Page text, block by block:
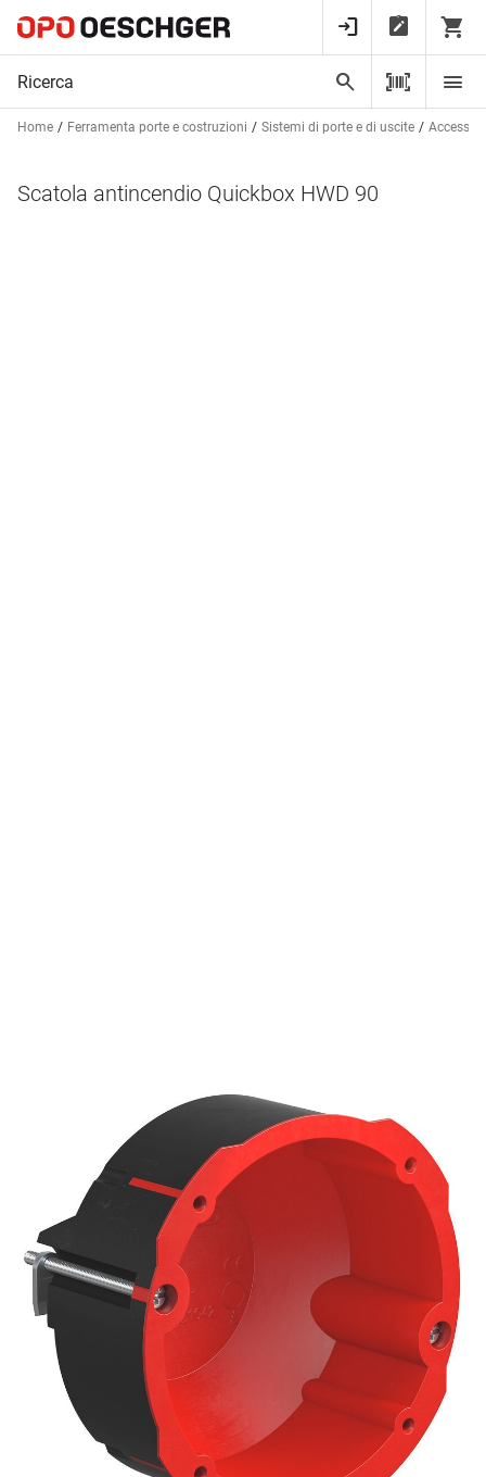
Home Ferramenta porte e costruzioni Sistemi di porte e di uscite
Scatola antincendio Quickbox HWD 90